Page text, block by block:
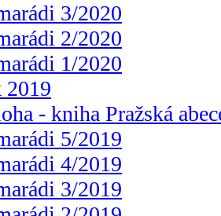
3/2020
2/2020
1/2020
2019
- kniha Pražská
5/2019
4/2019
3/2019